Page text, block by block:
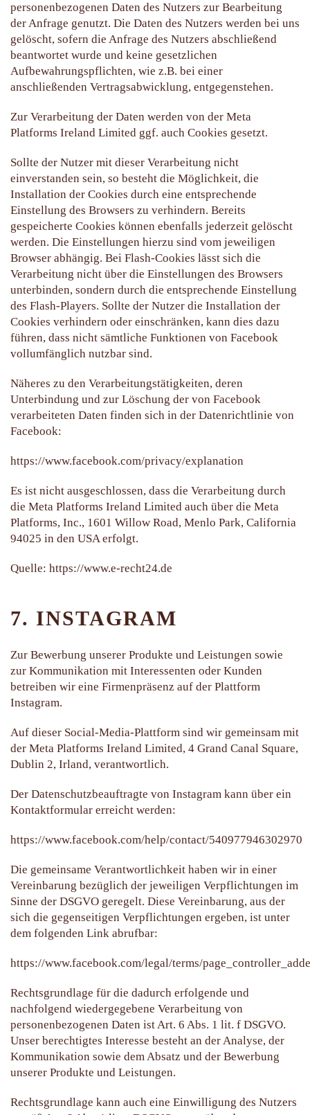
personenbezogenen Daten des Nutzers zur Bearbeitung
der Anfrage genutzt. Die Daten des Nutzers werden bei uns
gelöscht, sofern die Anfrage des Nutzers abschließend
beantwortet wurde und keine gesetzlichen
Aufbewahrungspflichten, wie z.B. bei einer
anschließenden Vertragsabwicklung, entgegenstehen.
Zur Verarbeitung der Daten werden von der Meta
Platforms Ireland Limited ggf. auch Cookies gesetzt.
Sollte der Nutzer mit dieser Verarbeitung nicht
einverstanden sein, so besteht die Möglichkeit, die
Installation der Cookies durch eine entsprechende
Einstellung des Browsers zu verhindern. Bereits
gespeicherte Cookies können ebenfalls jederzeit gelöscht
werden. Die Einstellungen hierzu sind vom jeweiligen
Browser abhängig. Bei Flash-Cookies lässt sich die
Verarbeitung nicht über die Einstellungen des Browsers
unterbinden, sondern durch die entsprechende Einstellung
des Flash-Players. Sollte der Nutzer die Installation der
Cookies verhindern oder einschränken, kann dies dazu
führen, dass nicht sämtliche Funktionen von Facebook
vollumfänglich nutzbar sind.
Näheres zu den Verarbeitungstätigkeiten, deren
Unterbindung und zur Löschung der von Facebook
verarbeiteten Daten finden sich in der Datenrichtlinie von
Facebook:
https://www.facebook.com/privacy/explanation
Es ist nicht ausgeschlossen, dass die Verarbeitung durch
die Meta Platforms Ireland Limited auch über die Meta
Platforms, Inc., 1601 Willow Road, Menlo Park, California
94025 in den USA erfolgt.
Quelle: https://www.e-recht24.de
7. INSTAGRAM
Zur Bewerbung unserer Produkte und Leistungen sowie
zur Kommunikation mit Interessenten oder Kunden
betreiben wir eine Firmenpräsenz auf der Plattform
Instagram.
Auf dieser Social-Media-Plattform sind wir gemeinsam mit
der Meta Platforms Ireland Limited, 4 Grand Canal Square,
Dublin 2, Irland, verantwortlich.
Der Datenschutzbeauftragte von Instagram kann über ein
Kontaktformular erreicht werden:
https://www.facebook.com/help/contact/540977946302970
Die gemeinsame Verantwortlichkeit haben wir in einer
Vereinbarung bezüglich der jeweiligen Verpflichtungen im
Sinne der DSGVO geregelt. Diese Vereinbarung, aus der
sich die gegenseitigen Verpflichtungen ergeben, ist unter
dem folgenden Link abrufbar:
https://www.facebook.com/legal/terms/
Rechtsgrundlage für die dadurch erfolgende und
nachfolgend wiedergegebene Verarbeitung von
personenbezogenen Daten ist Art. 6 Abs. 1 lit. f DSGVO.
Unser berechtigtes Interesse besteht an der Analyse, der
Kommunikation sowie dem Absatz und der Bewerbung
unserer Produkte und Leistungen.
Rechtsgrundlage kann auch eine Einwilligung des Nutzers